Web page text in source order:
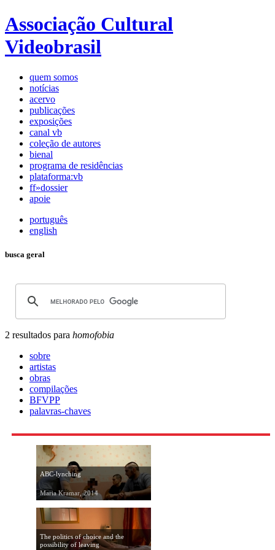
Associação Cultural
Videobrasil
quem somos
notícias
acervo
publicações
exposições
canal vb
coleção de autores
bienal
programa de residências
plataforma:vb
ff»dossier
apoie
português
english
busca geral
2 resultados para homofobia
sobre
artistas
obras
compilações
BFVPP
palavras-chaves
ABC-lynching
Maria Kramar, 2014
The politics of choice and the
possibility of leaving